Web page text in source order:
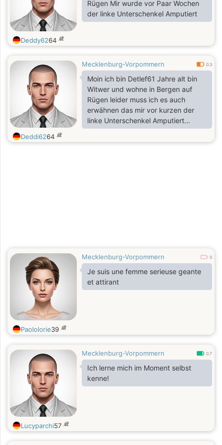
Rügen Mir wurde vor Paar Wochen
der linke Unterschenkel Amputiert
Deddy6264 歳
Mecklenburg-Vorpommern 0.3
Moin ich bin Detlef61 Jahre alt bin
Witwer und wohne in Bergen auf
Rügen leider muss ich es auch
erwähnen das mir vor kurzen der
linke Unterschenkel Amputiert
worden
Deddi6264 歳
Mecklenburg-Vorpommern 0
Je suis une femme serieuse geante
et attirant
Paololorie39 歳
Mecklenburg-Vorpommern 0.7
Ich lerne mich im Moment selbst
kenne!
Lucyparchi57 歳